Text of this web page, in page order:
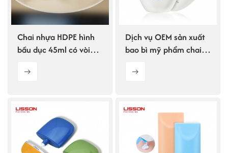
Chai nhựa HDPE hình
bầu dục 45ml có vòi
khác nhau.
Dịch vụ OEM sản xuất
bao bì mỹ phẩm chai
theo yêu cầu